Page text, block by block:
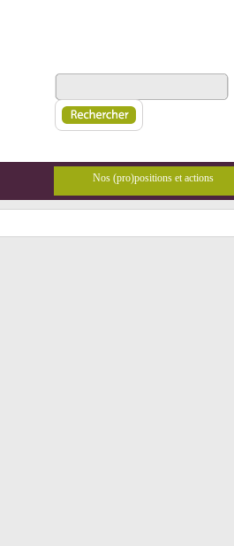
Nos (pro)positions et actions